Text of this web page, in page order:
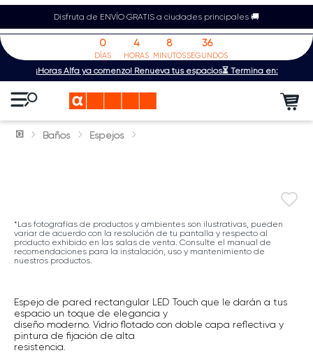
Disfruta de ENVÍO GRATIS a ciudades principales 🚚
¡Horas Alfa ya comenzó! Renueva tus espacios⏳ Termina en:
0
DÍAS
4
HORAS
8
MINUTOS
36
SEGUNDOS
Baños Espejos
*Las fotografías de productos y ambientes son ilustrativas, pueden
variar de acuerdo con la resolución de tu pantalla y respecto al
producto exhibido en las salas de venta. Consulte el manual de
recomendaciones para la instalación, uso y mantenimiento de
nuestros productos.
Espejo de pared rectangular LED Touch que le darán a tus
espacio un toque de elegancia y
diseño moderno. Vidrio flotado con doble capa reflectiva y
pintura de fijación de alta
resistencia.